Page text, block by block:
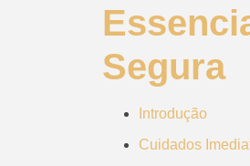
Segura
Introdução
Cuidados